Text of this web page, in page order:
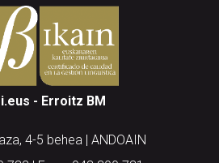
- Erroitz BM
4-5 behea | ANDOAIN